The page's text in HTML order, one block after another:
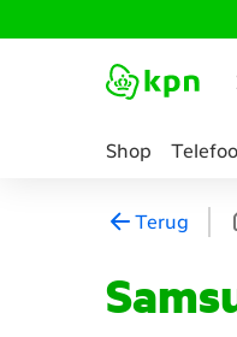
Shop
abonnement
Terug